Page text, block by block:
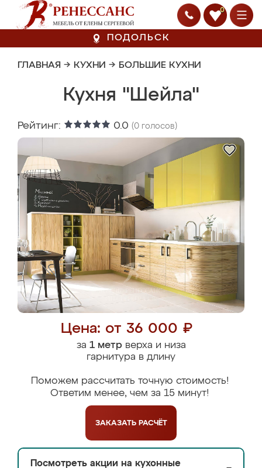
0
ПОДОЛЬСК
ГЛАВНАЯ → КУХНИ → БОЛЬШИЕ КУХНИ
Кухня "Шейла"
Рейтинг: 0.0 (0 голосов)
Цена: от 36 000 ₽
за 1 метрверха и низа
гарнитура в длину
Поможем рассчитать точную стоимость!
Ответим менее, чем за 15 минут!
ЗАКАЗАТЬ РАСЧЁТ
Посмотреть акции на кухонные